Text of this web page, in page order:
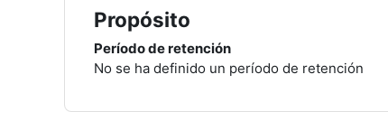
Propósito
Período de retención
No se ha definido un período de retención